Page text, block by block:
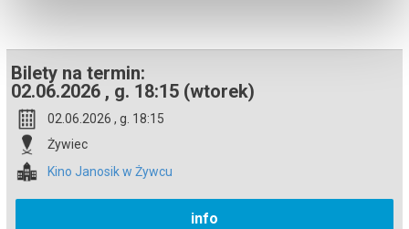
Bilety na termin:
02.06.2026 , g. 18:15 (wtorek)
02.06.2026 , g. 18:15
Żywiec
Kino Janosik w Żywcu
info